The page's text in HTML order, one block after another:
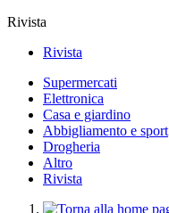
Rivista
Rivista
Supermercati
Elettronica
Casa e giardino
Abbigliamento e sport
Drogheria
Altro
Rivista